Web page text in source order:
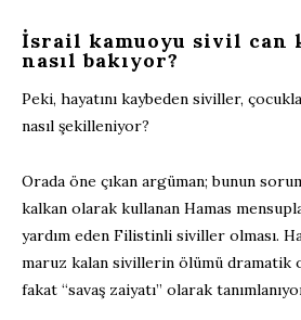
İsrail kamuoyu sivil can
nasıl bakıyor?
Peki, hayatını kaybeden siviller,
nasıl şekilleniyor?
Orada öne çıkan argüman; bunun
kalkan olarak kullanan Hamas
yardım eden Filistinli siviller olması.
maruz kalan sivillerin ölümü dramatik
fakat “savaş zaiyatı” olarak